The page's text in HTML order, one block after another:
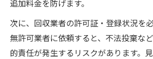
追加料金を防げます。
次に、回収業者の許可証・登録状況を必
無許可業者に依頼すると、不法投棄な
的責任が発生するリスクがあります。